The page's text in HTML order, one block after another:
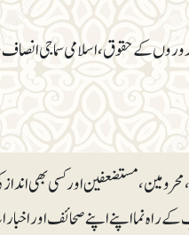
کے حقوق، اسلامی سماجی
محرومین، مستضعفین اور کسی بھی
کے راہ نما اپنے اپنے صحائف